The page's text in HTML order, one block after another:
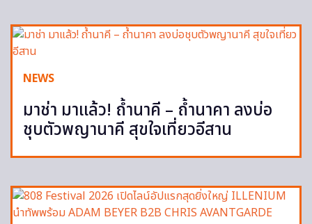
NEWS
มาช่า มาแล้ว! ถ้ำนาคี – ถ้ำนาคา ลงบ่อ
ชุบตัวพญานาคี สุขใจเที่ยวอีสาน